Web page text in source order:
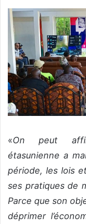
«On peut
étasunienne a
période, les lois
ses pratiques de
Parce que son
déprimer